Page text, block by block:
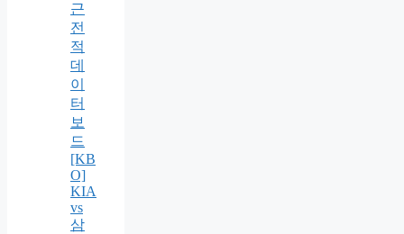
근
전
적
데
이
터
보
드
[KB
O]
KIA
vs
삼